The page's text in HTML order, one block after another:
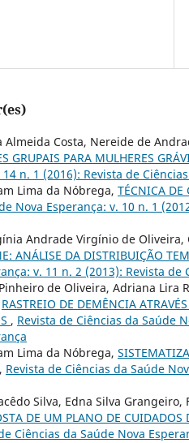
Costa, Nereide de
GRUPAIS PARA MULHERES
n. 1 (2016): Revista de
Lima da Nóbrega, TÉCNICA DE
Nova Esperança: v. 10 n. 1
Andrade Virgínio de Oliveira,
ANÁLISE DA DISTRIBUIÇÃO
v. 11 n. 2 (2013): Revista de
de Oliveira, Adriana Lira
RASTREIO DE DEMÊNCIA
, Revista de Ciências da Saúde
Lima da Nóbrega,
, Revista de Ciências da Saúde
Silva, Edna Silva
DE UM PLANO DE CUIDADOS
Ciências da Saúde Nova